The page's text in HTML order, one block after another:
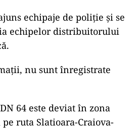
echipaje de poliţie şi se
echipelor distribuitorului
nu sunt înregistrate
64 este deviat în zona
ruta Slatioara-Craiova-